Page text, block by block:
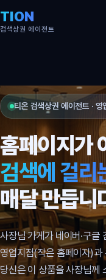
TION
검색상권 에이전트
티온 검색상권 에이전트 · 영
홈페이지가
검색에 걸리
매달 만듭니
사장님 가게가 네이버·구글
영업지점(작은 홈페이지)과
당신은 이 상품을 사장님께